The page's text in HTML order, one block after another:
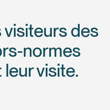
visiteurs des
normes
visite.